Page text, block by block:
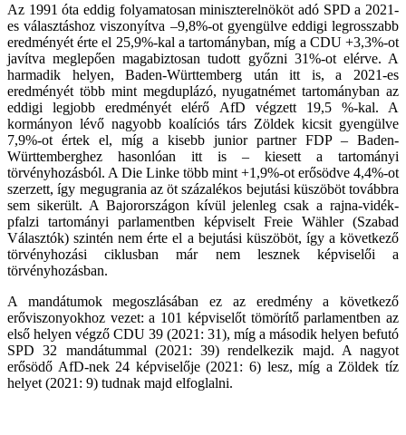
Az 1991 óta eddig folyamatosan miniszterelnököt adó SPD a 2021-
es választáshoz viszonyítva –9,8%-ot gyengülve eddigi legrosszabb
eredményét érte el 25,9%-kal a tartományban, míg a CDU +3,3%-ot
javítva meglepően magabiztosan tudott győzni 31%-ot elérve. A
harmadik helyen, Baden-Württemberg után itt is, a 2021-es
eredményét több mint megduplázó, nyugatnémet tartományban az
eddigi legjobb eredményét elérő AfD végzett 19,5 %-kal. A
kormányon lévő nagyobb koalíciós társ Zöldek kicsit gyengülve
7,9%-ot értek el, míg a kisebb junior partner FDP – Baden-
Württemberghez hasonlóan itt is – kiesett a tartományi
törvényhozásból. A Die Linke több mint +1,9%-ot erősödve 4,4%-ot
szerzett, így megugrania az öt százalékos bejutási küszöböt továbbra
sem sikerült. A Bajorországon kívül jelenleg csak a rajna-vidék-
pfalzi tartományi parlamentben képviselt Freie Wähler (Szabad
Választók) szintén nem érte el a bejutási küszöböt, így a következő
törvényhozási ciklusban már nem lesznek képviselői a
törvényhozásban.
A mandátumok megoszlásában ez az eredmény a következő
erőviszonyokhoz vezet: a 101 képviselőt tömörítő parlamentben az
első helyen végző CDU 39 (2021: 31), míg a második helyen befutó
SPD 32 mandátummal (2021: 39) rendelkezik majd. A nagyot
erősödő AfD-nek 24 képviselője (2021: 6) lesz, míg a Zöldek tíz
helyet (2021: 9) tudnak majd elfoglalni.